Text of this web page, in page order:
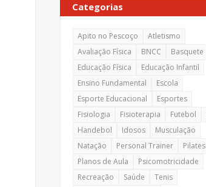
Categorias
Apito no Pescoço
Atletismo
Avaliação Física
BNCC
Basquete
Educação Física
Educação Infantil
Ensino Fundamental
Escola
Esporte Educacional
Esportes
Fisiologia
Fisioterapia Futebol
Handebol
Idosos
Musculação
Natação
Personal Trainer
Pilates
Planos de Aula
Psicomotricidade
Recreação
Saúde
Tenis